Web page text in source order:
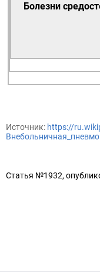
Болезни
Источник: https://
Статья №1932,